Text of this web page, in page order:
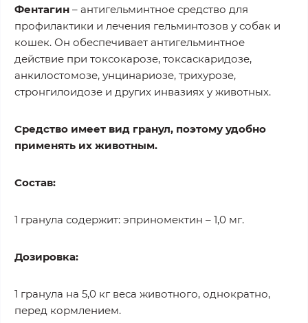
Фентагин – антигельминтное средство для
профилактики и лечения гельминтозов у собак и
кошек. Он обеспечивает антигельминтное
действие при токсокарозе, токсаскаридозе,
анкилостомозе, унцинариозе, трихурозе,
стронгилоидозе и других инвазиях у животных.
Средство имеет вид гранул, поэтому удобно
применять их животным.
Состав:
1 гранула содержит: эприномектин – 1,0 мг.
Дозировка:
1 гранула на 5,0 кг веса животного, однократно,
перед кормлением.